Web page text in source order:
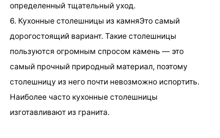
определенный тщательный уход.
6. Кухонные столешницы из камняЭто самый
дорогостоящий вариант. Такие столешницы
пользуются огромным спросом камень — это
самый прочный природный материал, поэтому
столешницу из него почти невозможно испортить.
Наиболее часто кухонные столешницы
изготавливают из гранита.